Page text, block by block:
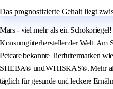
Das prognostizierte Gehalt liegt
Mars - viel mehr als ein
Konsumgüterhersteller der Welt. Am
Petcare bekannte Tierfuttermarken
SHEBA® und WHISKAS®. Mehr
täglich für gesunde und leckere